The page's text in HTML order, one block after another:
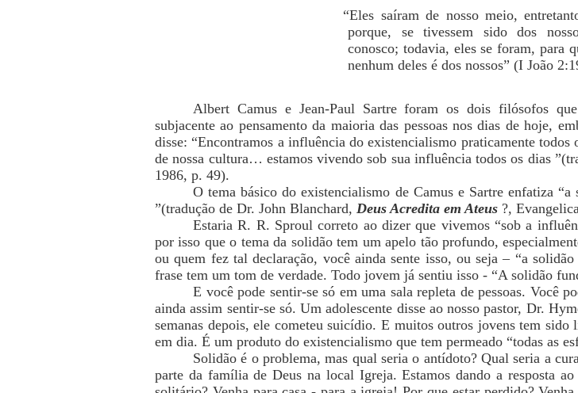
“Eles saíram de nosso meio,
porque, se tivessem sido dos
conosco; todavia, eles se foram, para
nenhum deles é dos nossos” (I João
Albert Camus e Jean-Paul Sartre foram os dois filósofos
subjacente ao pensamento da maioria das pessoas nos dias de hoje,
disse: “Encontramos a influência do existencialismo praticamente todos
de nossa cultura… estamos vivendo sob sua influência todos os dias
1986, p. 49).
O tema básico do existencialismo de Camus e Sartre enfatiza
”(tradução de Dr. John Blanchard, Deus Acredita em Ateus ?,
Estaria R. R. Sproul correto ao dizer que vivemos “sob a
por isso que o tema da solidão tem um apelo tão profundo,
ou quem fez tal declaração, você ainda sente isso, ou seja – “a
frase tem um tom de verdade. Todo jovem já sentiu isso - “A solidão
E você pode sentir-se só em uma sala repleta de pessoas. Você
ainda assim sentir-se só. Um adolescente disse ao nosso pastor, Dr.
semanas depois, ele cometeu suicídio. E muitos outros jovens tem
em dia. É um produto do existencialismo que tem permeado “todas as
Solidão é o problema, mas qual seria o antídoto? Qual seria a
parte da família de Deus na local Igreja. Estamos dando a resposta